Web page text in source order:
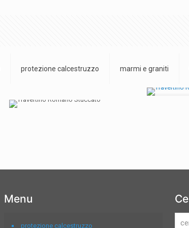
protezione calcestruzzo marmi e graniti
Menu
protezione calcestruzzo